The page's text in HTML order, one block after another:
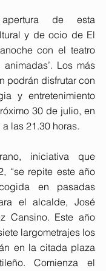
de esta
y de ocio de El
con el teatro
animadas’. Los más
podrán disfrutar con
y entretenimiento
30 de julio, en
las 21.30 horas.
iniciativa que
“se repite este año
en pasadas
el alcalde, José
Cansino. Este año
largometrajes los
en la citada plaza
Comienza el